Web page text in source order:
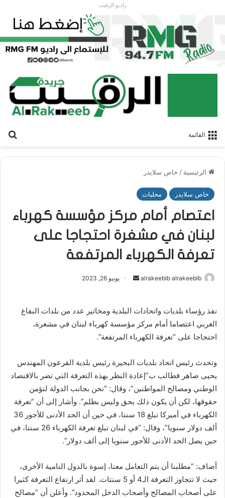
راديو الرقيب
القائمة
الرئيسية / خاص سلايدر
خاص سلايدر محليات
اعتصام أمام مركز مؤسسة كهرباء
لبنان في مشغرة احتجاجا على
تعرفة الكهرباء المرتفعة
alrakeeblb alrakeeblb
أرسل يونيو 26, 2023
نفذ رؤساء بلديات واتحادات البلدية ومخاتير عدد من بلدات البقاع
الغربي اعتصاما أمام مركز مؤسسة كهرباء لبنان في مشغرة،
احتجاجا على “تعرفة الكهرباء المرتفعة”.
وتحدث رئيس اتحاد بلديات البحيرة رئيس بلدية القرعون المهندس
يحيى ضاهر فطالب ب”إعادة النظر بهذه التعرفة التي تضر بالاقتصاد
الوطني ومصالح المواطنين”، وقال: “نحن بجانب الدولة لتؤمن
حقوقها، لكن أن يكون ذلك بحق وليس بظلم”. وأشار إلى أن “تعرفة
الكهرباء في أميركا تبلغ 18 سنتا، في حين أن الحد الأدنى للأجور 36
ألف دولار سنويا”، وقال: “في لبنان تبلغ تعرفة الكهرباء 26 سنتا، في
حين يصل الحد الأدنى للأجور سنويا إلى ألف دولار”.
أضاف: “مطلبنا أن يتم التعامل معنا، إسوة بالدول النامية الأخرى،
حيث لا تتجاوز التعرفة الـ4 أو 5 سنتات. لقد أثر ارتفاع التعرفة كثيرا
على أصحاب المصالح وأصحاب الدخل المحدود”. وأعلن أن “مصالح